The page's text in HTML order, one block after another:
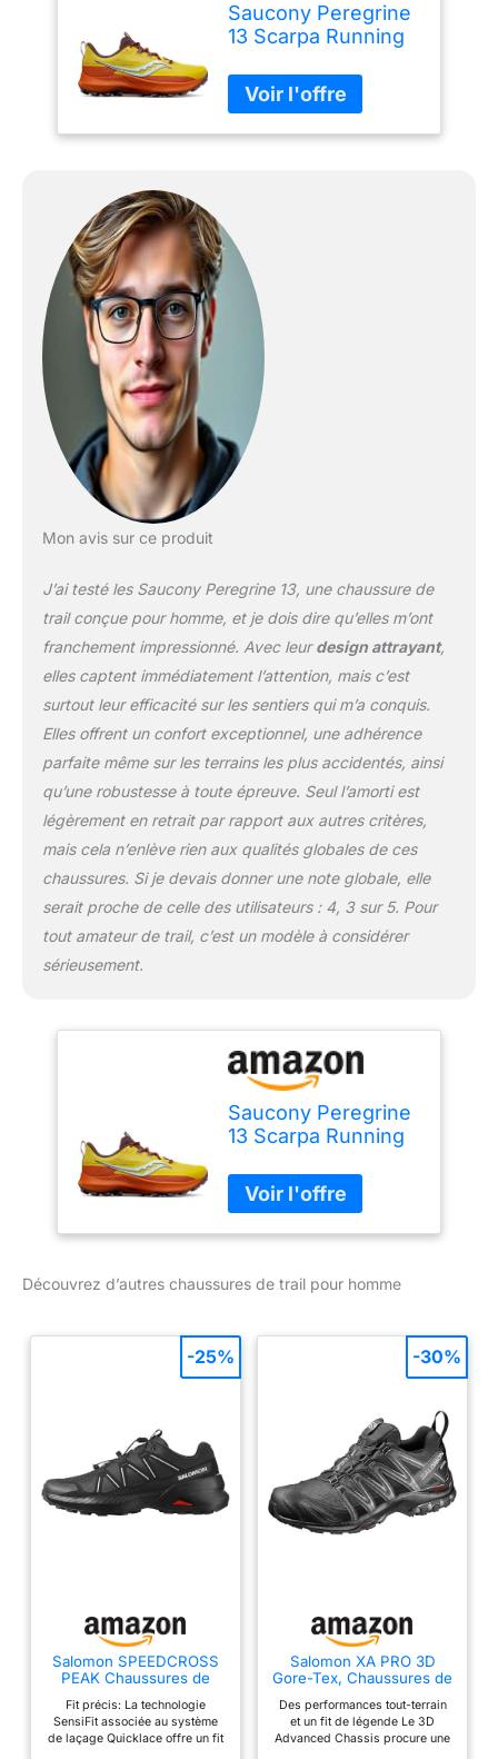
Saucony Peregrine
13 Scarpa Running
Mon avis sur ce produit
J’ai testé les Saucony Peregrine 13, une chaussure de
trail conçue pour homme, et je dois dire qu’elles m’ont
franchement impressionné. Avec leurdesign attrayant,
elles captent immédiatement l’attention, mais c’est
surtout leur efficacité sur les sentiers qui m’a conquis.
Elles offrent un confort exceptionnel, une adhérence
parfaite même sur les terrains les plus accidentés, ainsi
qu’une robustesse à toute épreuve. Seul l’amorti est
légèrement en retrait par rapport aux autres critères,
mais cela n’enlève rien aux qualités globales de ces
chaussures. Si je devais donner une note globale, elle
serait proche de celle des utilisateurs : 4, 3 sur 5. Pour
tout amateur de trail, c’est un modèle à considérer
sérieusement.
Saucony Peregrine
13 Scarpa Running
Découvrez d’autres chaussures de trail pour homme
Salomon SPEEDCROSS
PEAK Chaussures de
Fit précis: La technologie
SensiFit associée au système
de laçage Quicklace offre un fit
-25%
Salomon XA PRO 3D
Gore-Tex, Chaussures de
Homme, Renfort à l’Avant,
Adaptées à Tous Types
de Terrains, Disponibles
Des performances tout-terrain
et un fit de légende Le 3D
Advanced Chassis procure une
-30%